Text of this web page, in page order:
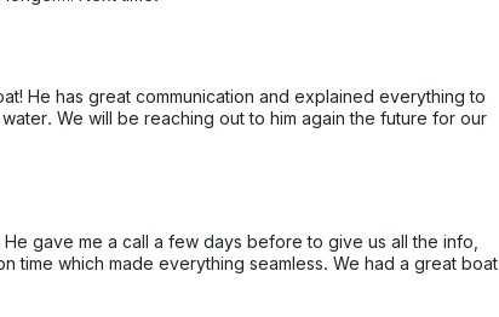
fonction des indications de la jauge d'essence.
AU BATEAU OU AU MOTEUR AVANT ET
votre journée inoubliable sur le lac avec nous dès
son genre ! Nous vous remercions
He has great communication and explained everything to
We will be reaching out to him again the future for our
gave me a call a few days before to give us all the info,
time which made everything seamless. We had a great boat